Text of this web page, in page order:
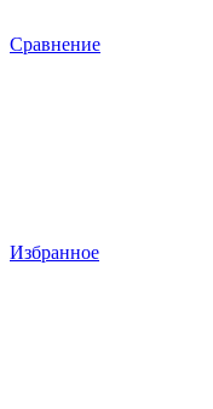
Сравнение
Избранное